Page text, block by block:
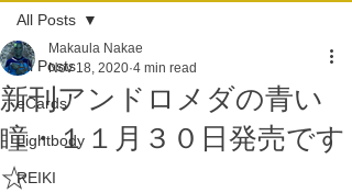
All Posts
eCards
Lightbody
REIKI
All Posts
新刊アンドロメダの青い
瞳・１１月３０日発売です
☆
Makaula Nakae
Nov 18, 2020 4 min read